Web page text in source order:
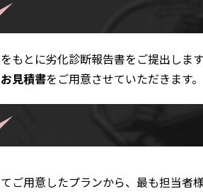
もとに劣化診断報告書をご提出します
見積書をご用意させていただきます。
ご用意したプランから、最も担当者